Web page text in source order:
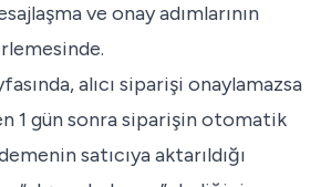
ve onay adımlarının
alıcı siparişi onaylamazsa
1 gün sonra siparişin otomatik
satıcıya aktarıldığı